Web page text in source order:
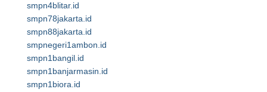
smpn4blitar.id
smpn78jakarta.id
smpn88jakarta.id
smpnegeri1ambon.id
smpn1bangil.id
smpn1banjarmasin.id
smpn1biora.id